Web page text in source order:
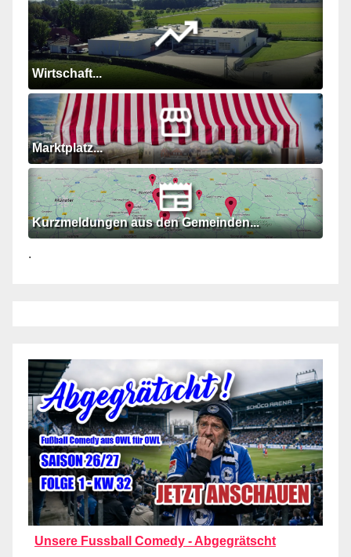
Wirtschaft...
Marktplatz...
Kurzmeldungen aus den Gemeinden...
.
Unsere Fussball Comedy - Abgegrätscht